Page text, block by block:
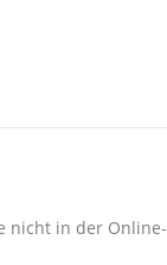
nicht in der